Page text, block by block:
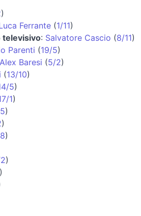
)
Ferrante (1/11)
televisivo: Salvatore Cascio (8/11)
Parenti (19/5)
Alex Baresi (5/2)
(13/10)
5)
1)
)
)
)
)
)